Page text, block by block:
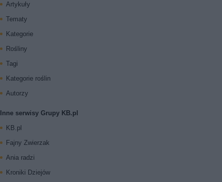
Artykuły
Tematy
Kategorie
Rośliny
Tagi
Kategorie roślin
Autorzy
Inne serwisy Grupy KB.pl
KB.pl
Fajny Zwierzak
Ania radzi
Kroniki Dziejów